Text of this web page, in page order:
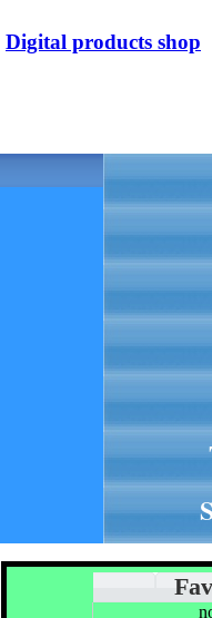
Digital products shop